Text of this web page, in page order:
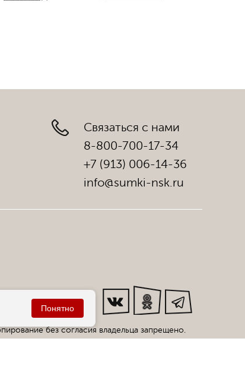
Связаться с нами
8-800-700-17-34
+7 (913) 006-14-36
info@sumki-nsk.ru
в соц. сетях:
без согласия владельца запрещено.
Понятно